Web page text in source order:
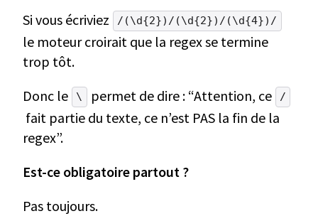
Si vous écriviez /(\d{2})/(\d{2})/(\d{4})/
le moteur croirait que la regex se termine
trop tôt.
Donc le
\ permet de dire : “Attention, ce /
fait partie du texte, ce n’est PAS la fin de la
regex”.
Est-ce obligatoire partout ?
Pas toujours.